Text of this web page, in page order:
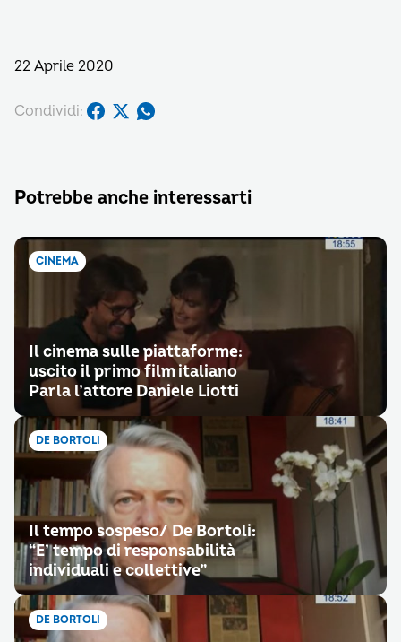
22 Aprile 2020
Condividi:
Potrebbe anche interessarti
CINEMA
Il cinema sulle piattaforme:
uscito il primo film italiano
Parla l’attore Daniele Liotti
DE BORTOLI
Il tempo sospeso/ De Bortoli:
“E’ tempo di responsabilità
individuali e collettive”
DE BORTOLI